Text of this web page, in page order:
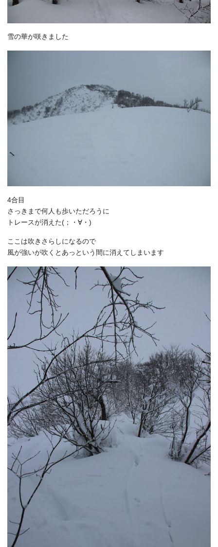
雪の華が咲きました
4合目
さっきまで何人も歩いただろうに
トレースが消えた(；・∀・)
ここは吹きさらしになるので
風が強いが吹くとあっという間に消えてしまいます